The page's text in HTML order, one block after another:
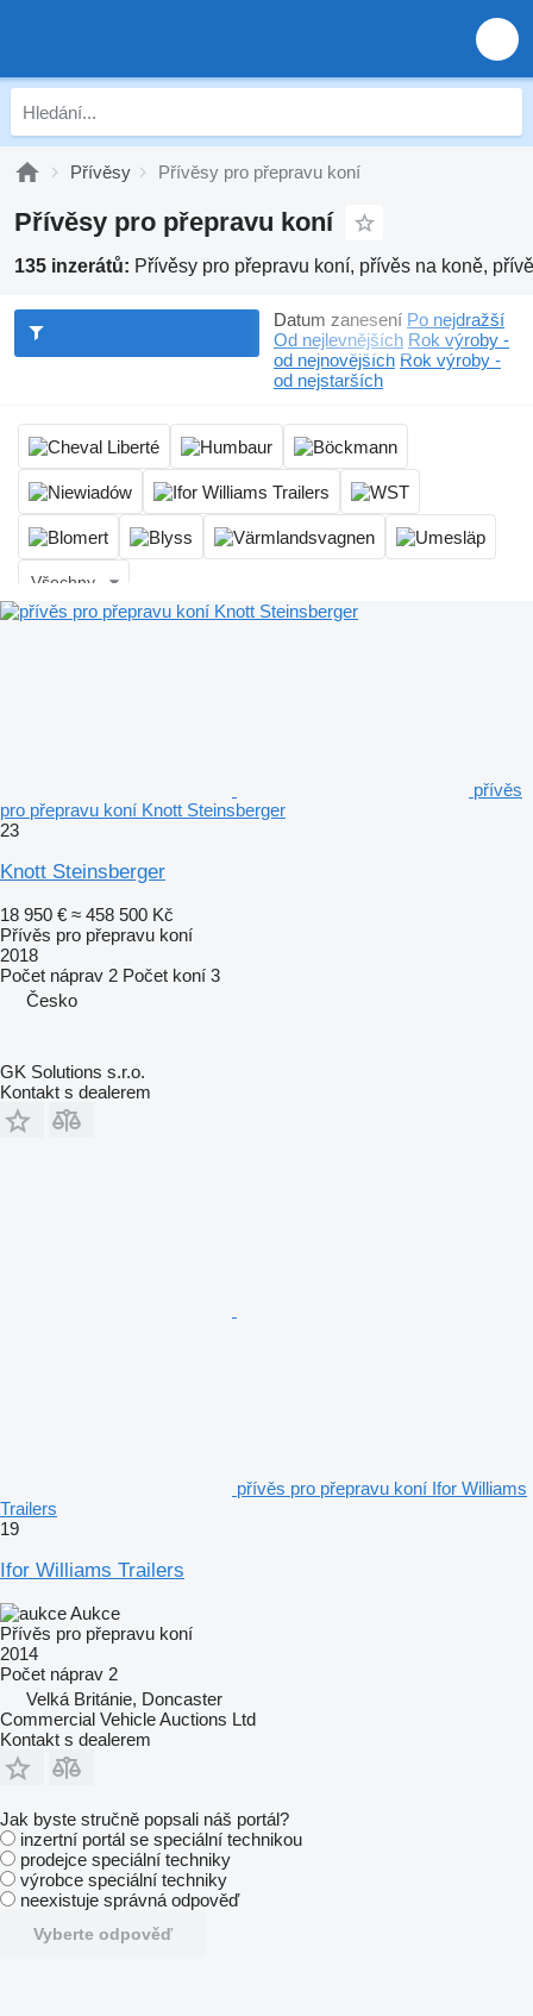
Přívěsy Přívěsy pro přepravu koní
Přívěsy pro přepravu koní
135 inzerátů: Přívěsy pro přepravu koní, přívěs na koně,
Datum zanesení Po nejdražší
Od nejlevnějších Rok výroby -
od nejnovějších Rok výroby -
od nejstarších
Všechny
přívěs
pro přepravu koní Knott Steinsberger
23
Knott Steinsberger
18 950 € ≈ 458 500 Kč
Přívěs pro přepravu koní
2018
Počet náprav 2 Počet koní 3
Česko
GK Solutions s.r.o.
Kontakt s dealerem
přívěs pro přepravu koní Ifor Williams
Trailers
19
Ifor Williams Trailers
Aukce
Přívěs pro přepravu koní
2014
Počet náprav 2
Velká Británie, Doncaster
Commercial Vehicle Auctions Ltd
Kontakt s dealerem
Jak byste stručně popsali náš portál?
inzertní portál se speciální technikou
prodejce speciální techniky
výrobce speciální techniky
neexistuje správná odpověď
Vyberte odpověď